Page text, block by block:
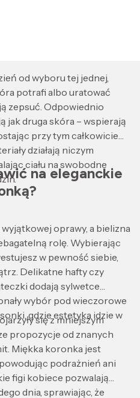
od wyboru tej jednej,
potrafi albo uratować
zepsuć. Odpowiednio
jak druga skóra – wspierają
przy tym całkowicie
działają niczym
ciału na swobodne
na eleganckie
oprawy, a bielizna
rolę. Wybierając
w pewność siebie,
Delikatne hafty czy
dodają sylwetce
wybór pod wieczorowe
gdzie estetyka idzie w
się z mniejszym
propozycje od znanych
Miękka koronka jest
podrażnień ani
figi kobiece pozwalają
dnia, sprawiając, że